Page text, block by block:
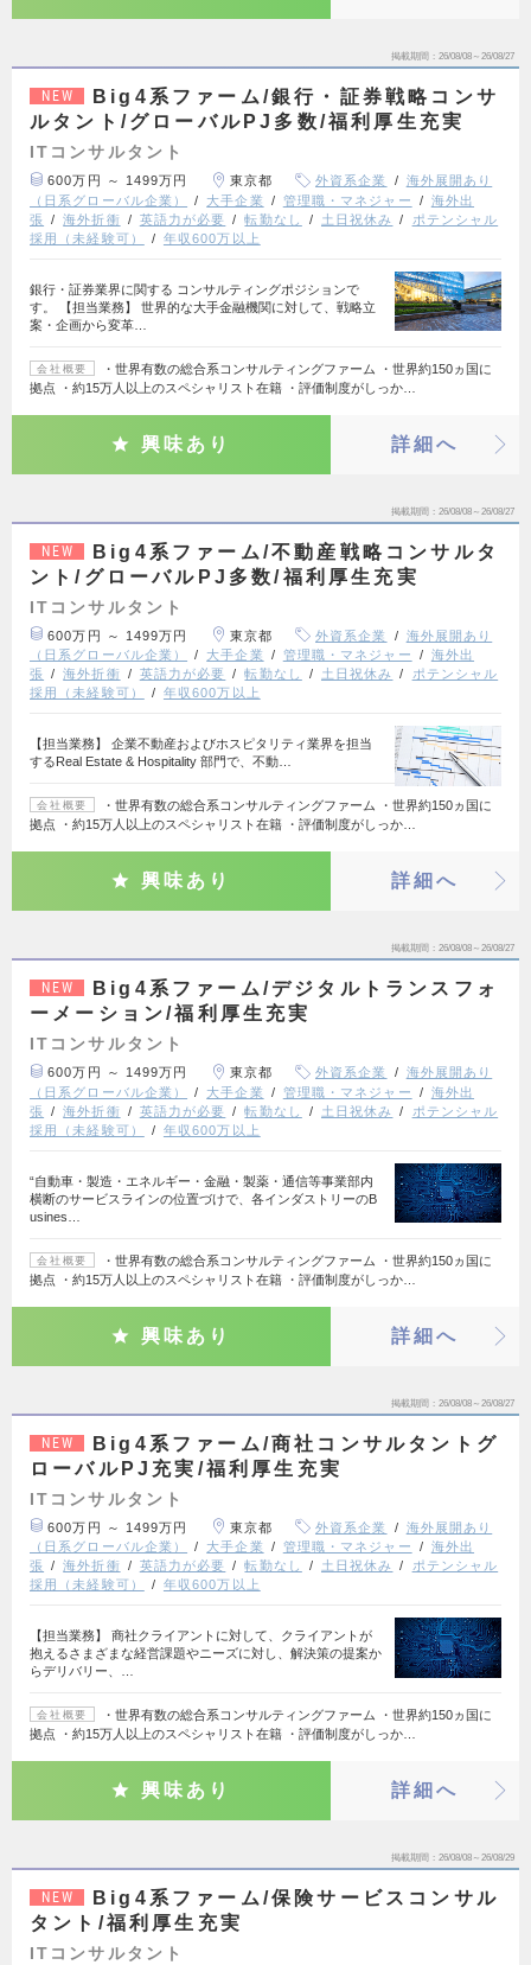
掲載期間 26/08/08～26/08/27
NEW
Big4系ファーム/銀行・証券戦略コンサ
ルタント/グローバルPJ多数/福利厚生充実
ITコンサルタント
600万円 ～ 1499万円 東京都 外資系企業
海外展開あり
（日系グローバル企業）
大手企業 管理職・マネジャー
海外出
張
海外折衝 英語力が必要 転勤なし 土日祝休み
ポテンシャル
採用（未経験可）
年収600万以上
銀行・証券業界に関する コンサルティングポジションで
す。 【担当業務】 世界的な大手金融機関に対して、戦略立
案・企画から変革…
会社概要
・世界有数の総合系コンサルティングファーム ・世界約150ヵ国に
拠点 ・約15万人以上のスペシャリスト在籍 ・評価制度がしっか…
興味あり 詳細へ
掲載期間 26/08/08～26/08/27
NEW
Big4系ファーム/不動産戦略コンサルタ
ント/グローバルPJ多数/福利厚生充実
ITコンサルタント
600万円 ～ 1499万円 東京都 外資系企業
海外展開あり
（日系グローバル企業）
大手企業 管理職・マネジャー
海外出
張
海外折衝 英語力が必要 転勤なし 土日祝休み
ポテンシャル
採用（未経験可）
年収600万以上
【担当業務】 企業不動産およびホスピタリティ業界を担当
するReal Estate & Hospitality 部門で、不動…
会社概要
・世界有数の総合系コンサルティングファーム ・世界約150ヵ国に
拠点 ・約15万人以上のスペシャリスト在籍 ・評価制度がしっか…
興味あり 詳細へ
掲載期間 26/08/08～26/08/27
NEW
Big4系ファーム/デジタルトランスフォ
ーメーション/福利厚生充実
ITコンサルタント
600万円 ～ 1499万円 東京都 外資系企業
海外展開あり
（日系グローバル企業）
大手企業 管理職・マネジャー
海外出
張
海外折衝 英語力が必要 転勤なし 土日祝休み
ポテンシャル
採用（未経験可）
年収600万以上
“自動車・製造・エネルギー・金融・製薬・通信等事業部内
横断のサービスラインの位置づけで、各インダストリーのB
usines…
会社概要
・世界有数の総合系コンサルティングファーム ・世界約150ヵ国に
拠点 ・約15万人以上のスペシャリスト在籍 ・評価制度がしっか…
興味あり 詳細へ
掲載期間 26/08/08～26/08/27
NEW
Big4系ファーム/商社コンサルタントグ
ローバルPJ充実/福利厚生充実
ITコンサルタント
600万円 ～ 1499万円 東京都 外資系企業
海外展開あり
（日系グローバル企業）
大手企業 管理職・マネジャー
海外出
張
海外折衝 英語力が必要 転勤なし 土日祝休み
ポテンシャル
採用（未経験可）
年収600万以上
【担当業務】 商社クライアントに対して、クライアントが
抱えるさまざまな経営課題やニーズに対し、解決策の提案か
らデリバリー、…
会社概要
・世界有数の総合系コンサルティングファーム ・世界約150ヵ国に
拠点 ・約15万人以上のスペシャリスト在籍 ・評価制度がしっか…
興味あり 詳細へ
掲載期間 26/08/08～26/08/29
NEW
Big4系ファーム/保険サービスコンサル
タント/福利厚生充実
ITコンサルタント